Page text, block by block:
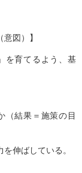
図）】
を育てるよう、基
（結果＝施策の目
伸ばしている。